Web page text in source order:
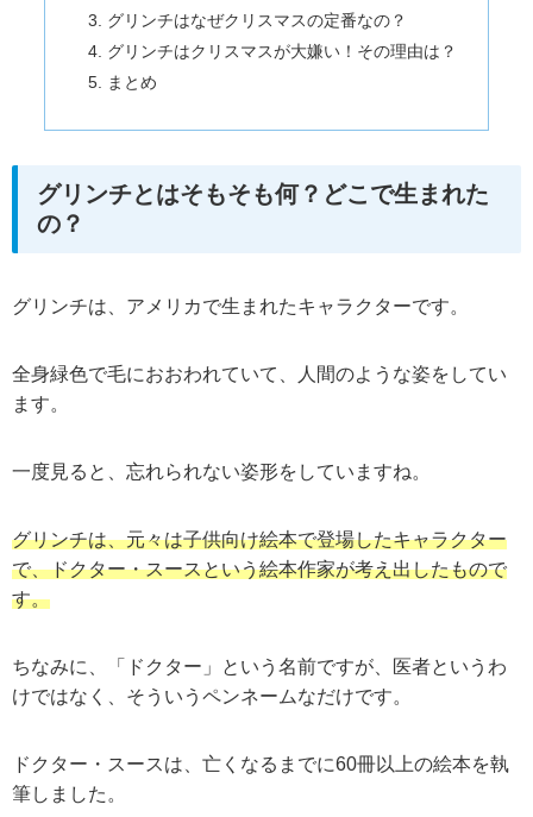
グリンチはなぜクリスマスの定番なの？
グリンチはクリスマスが大嫌い！その理由は？
まとめ
グリンチとはそもそも何？どこで生まれた
の？
グリンチは、アメリカで生まれたキャラクターです。
全身緑色で毛におおわれていて、人間のような姿をしてい
ます。
一度見ると、忘れられない姿形をしていますね。
グリンチは、元々は子供向け絵本で登場したキャラクター
で、ドクター・スースという絵本作家が考え出したもので
す。
ちなみに、「ドクター」という名前ですが、医者というわ
けではなく、そういうペンネームなだけです。
ドクター・スースは、亡くなるまでに60冊以上の絵本を執
筆しました。